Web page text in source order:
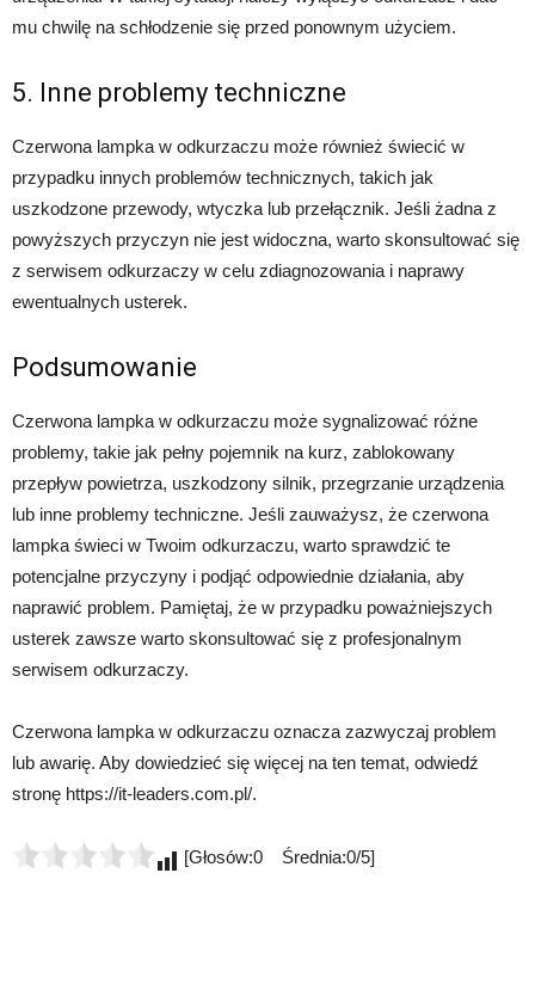
mu chwilę na schłodzenie się przed ponownym użyciem.
5. Inne problemy techniczne
Czerwona lampka w odkurzaczu może również świecić w
przypadku innych problemów technicznych, takich jak
uszkodzone przewody, wtyczka lub przełącznik. Jeśli żadna z
powyższych przyczyn nie jest widoczna, warto skonsultować się
z serwisem odkurzaczy w celu zdiagnozowania i naprawy
ewentualnych usterek.
Podsumowanie
Czerwona lampka w odkurzaczu może sygnalizować różne
problemy, takie jak pełny pojemnik na kurz, zablokowany
przepływ powietrza, uszkodzony silnik, przegrzanie urządzenia
lub inne problemy techniczne. Jeśli zauważysz, że czerwona
lampka świeci w Twoim odkurzaczu, warto sprawdzić te
potencjalne przyczyny i podjąć odpowiednie działania, aby
naprawić problem. Pamiętaj, że w przypadku poważniejszych
usterek zawsze warto skonsultować się z profesjonalnym
serwisem odkurzaczy.
Czerwona lampka w odkurzaczu oznacza zazwyczaj problem
lub awarię. Aby dowiedzieć się więcej na ten temat, odwiedź
stronę https://it-leaders.com.pl/.
[Głosów:0 Średnia:0/5]